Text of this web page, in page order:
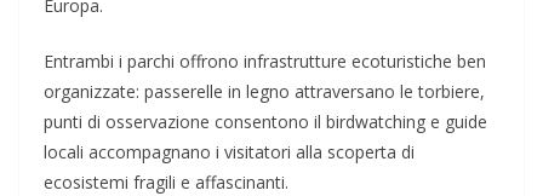
Europa.
Entrambi i parchi offrono infrastrutture ecoturistiche ben
organizzate: passerelle in legno attraversano le torbiere,
punti di osservazione consentono il birdwatching e guide
locali accompagnano i visitatori alla scoperta di
ecosistemi fragili e affascinanti.